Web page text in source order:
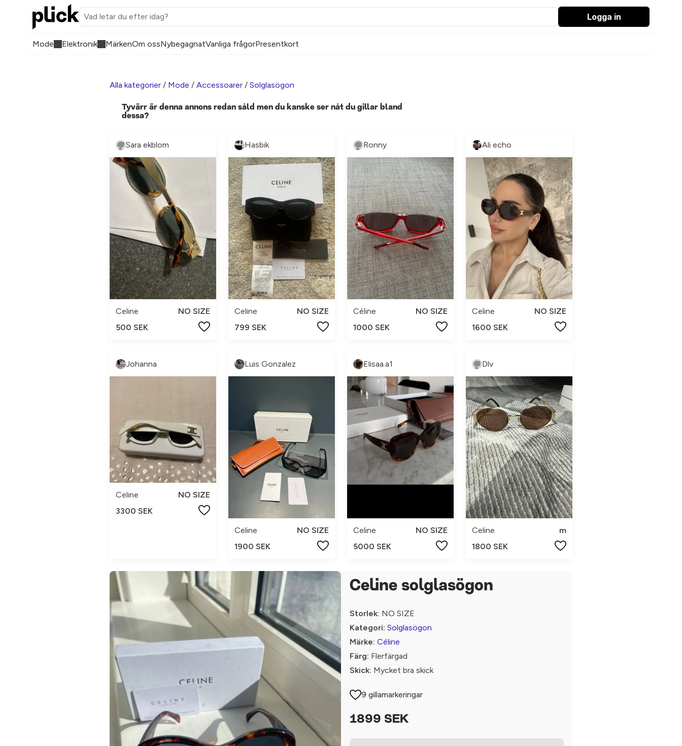
Logga in
Mode Elektronik MärkenOm ossNybegagnatVanliga frågorPresentkort
Alla kategorier / Mode / Accessoarer / Solglasögon
Tyvärr är denna annons redan såld men du kanske ser nåt du gillar bland
dessa?
Sara ekblom
Celine
NO SIZE
500 SEK
Hasbik
Celine
NO SIZE
799 SEK
Ronny
Céline
NO SIZE
1000 SEK
Ali echo
Celine
NO SIZE
1600 SEK
Johanna
Celine
NO SIZE
3300 SEK
Luis Gonzalez
Celine
NO SIZE
1900 SEK
Elisaa.a1
Celine
NO SIZE
5000 SEK
Dlv
Celine
m
1800 SEK
Celine solglasögon
Storlek: NO SIZE
Kategori: Solglasögon
Märke: Céline
Färg: Flerfärgad
Skick: Mycket bra skick
9 gillamarkeringar
1899 SEK